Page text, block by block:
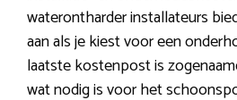
waterontharder installateurs
aan als je kiest voor een
laatste kostenpost is
wat nodig is voor het